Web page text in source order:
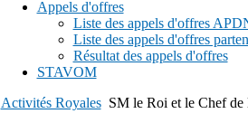
Appels d'offres
Liste des appels d'offres
Liste des appels d'offres
Résultat des appels d'offres
STAVOM
Activités Royales SM le Roi et le Chef de